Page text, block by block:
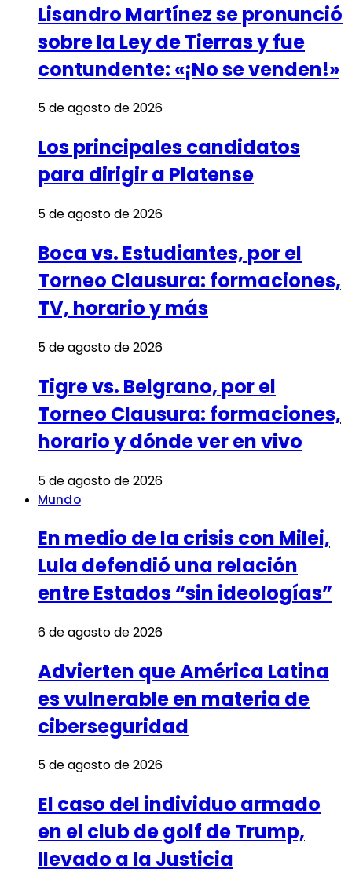
Lisandro Martínez se pronunció
sobre la Ley de Tierras y fue
contundente: «¡No se venden!»
5 de agosto de 2026
Los principales candidatos
para dirigir a Platense
5 de agosto de 2026
Boca vs. Estudiantes, por el
Torneo Clausura: formaciones,
TV, horario y más
5 de agosto de 2026
Tigre vs. Belgrano, por el
Torneo Clausura: formaciones,
horario y dónde ver en vivo
5 de agosto de 2026
Mundo
En medio de la crisis con Milei,
Lula defendió una relación
entre Estados “sin ideologías”
6 de agosto de 2026
Advierten que América Latina
es vulnerable en materia de
ciberseguridad
5 de agosto de 2026
El caso del individuo armado
en el club de golf de Trump,
llevado a la Justicia